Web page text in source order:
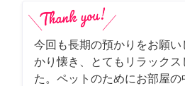
今回も長期の預かりをお願い
かり懐き、とてもリラックス
た。ペットのためにお部屋